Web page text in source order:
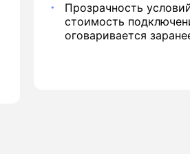
Прозрачность
стоимость
оговаривается